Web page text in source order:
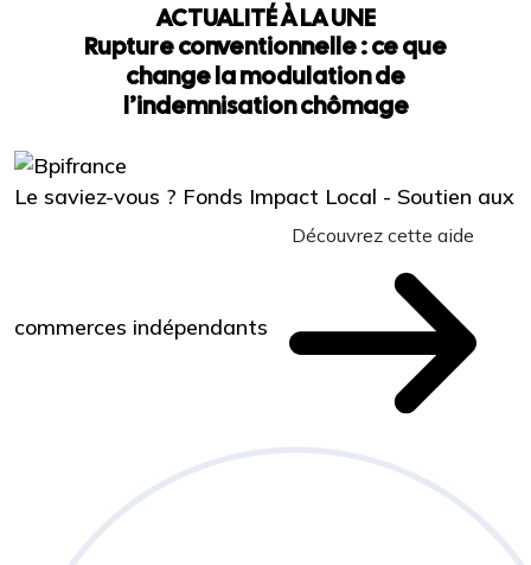
ACTUALITÉ À LA UNE
Rupture conventionnelle : ce que
change la modulation de
l’indemnisation chômage
Le saviez-vous ? Fonds Impact Local - Soutien aux
commerces indépendants
Découvrez cette aide